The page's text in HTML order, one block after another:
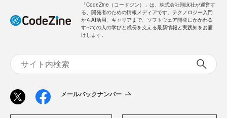
「CodeZine（コードジン）」は、株式会社翔泳社が運営す
る、開発者のための情報メディアです。テクノロジー入門
からAI活用、キャリアまで、ソフトウェア開発にかかわる
すべての人の学びと成長を支える最新情報と実践知をお届
けします。
メールバックナンバー